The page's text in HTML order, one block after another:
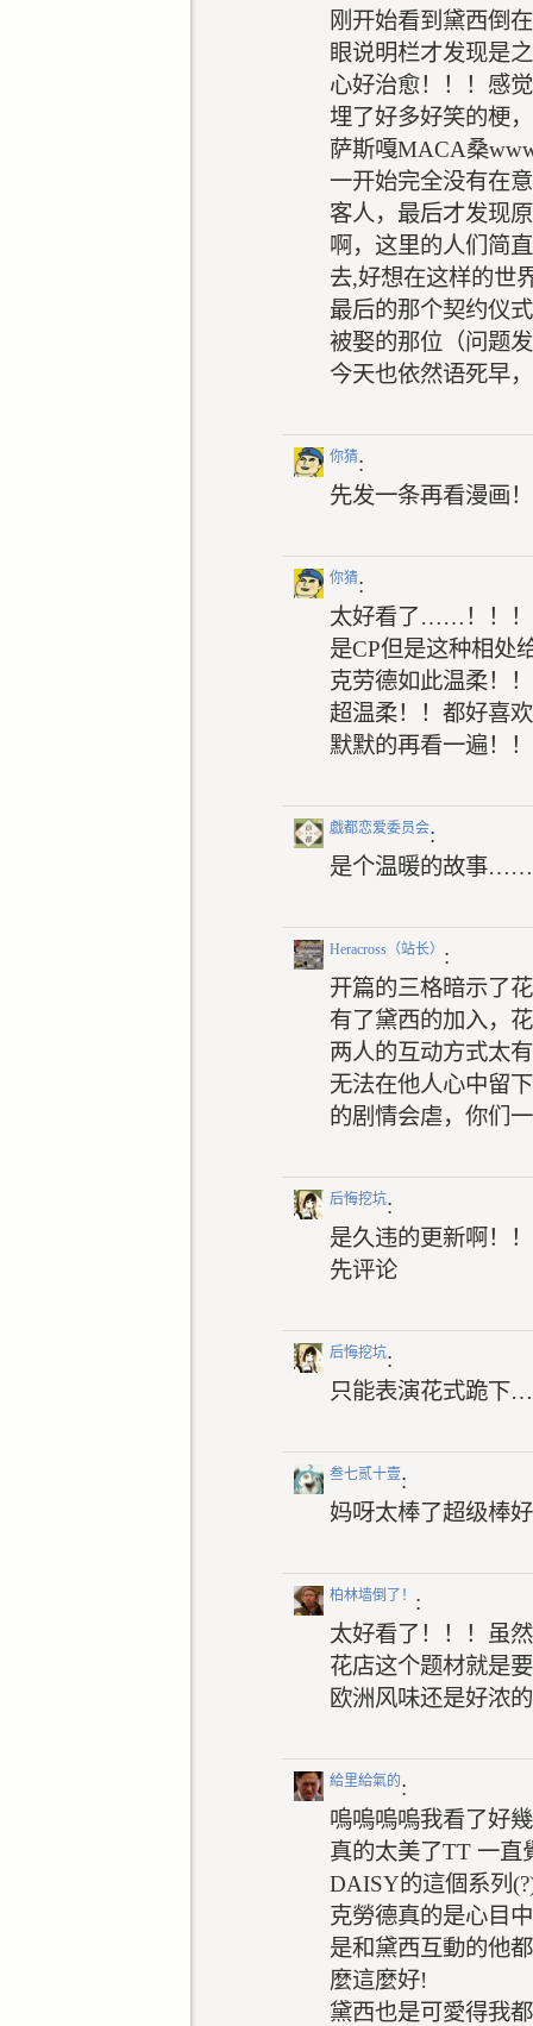
刚开始看到黛西倒
眼说明栏才发现是
心好治愈！！！感
埋了好多好笑的梗
萨斯嘎MACA桑
一开始完全没有在
客人，最后才发现
啊，这里的人们简
去,好想在这样的世
最后的那个契约仪
被娶的那位（问题
今天也依然语死早
你猜:
先发一条再看漫画
你猜:
太好看了……！！！
是CP但是这种相处
克劳德如此温柔！
超温柔！！都好喜
默默的再看一遍！！
戯都恋爱委员会:
是个温暖的故事……
Heracross（站长） :
开篇的三格暗示了
有了黛西的加入，
两人的互动方式太
无法在他人心中留
的剧情会虐，你们
后悔挖坑:
是久违的更新啊！！
先评论
后悔挖坑:
只能表演花式
叁七贰十壹:
妈呀太棒了超级棒
柏林墙倒了！ :
太好看了！！！虽
花店这个题材就是
欧洲风味还是好浓
給里給氣的:
嗚嗚嗚嗚我看了好
真的太美了TT 一直
DAISY的這個系列
克勞德真的是心目
是和黛西互動的他
麼這麼好!
黛西也是可愛得我